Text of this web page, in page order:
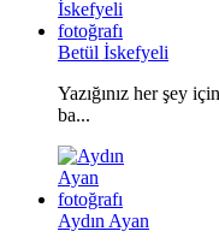
Betül İskefyeli
Yazığınız her şey
ba...
Aydın Ayan